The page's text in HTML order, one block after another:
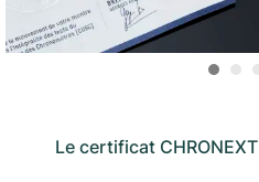
Le certificat CHRONEXT